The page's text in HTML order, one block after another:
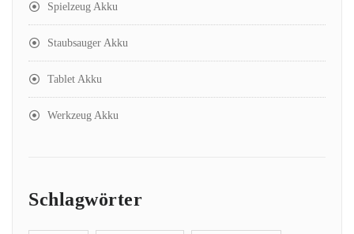
Spielzeug Akku
Staubsauger Akku
Tablet Akku
Werkzeug Akku
Schlagwörter